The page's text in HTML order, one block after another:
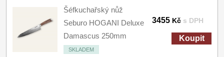
Šéfkuchařský nůž
Seburo HOGANI Deluxe
Damascus 250mm
SKLADEM
3455 Kč s DPH
Koupit